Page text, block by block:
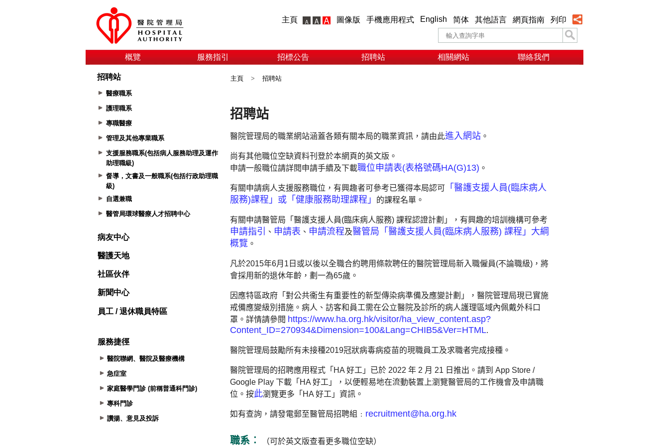
主頁 圖像版 手機應用程式 English 简体 其他語言 網頁指南 列印
概覽 服務指引 招標公告 招聘站 相關網站 聯絡我們
招聘站
醫療職系
護理職系
專職醫療
管理及其他專業職系
支援服務職系(包括病人服務助理及運作
助理職級)
督導，文書及一般職系(包括行政助理職
級)
自選兼職
醫管局環球醫療人才招聘中心
病友中心
醫護天地
社區伙伴
新聞中心
員工 / 退休職員特區
服務捷徑
醫院聯網、醫院及醫療機構
急症室
家庭醫學門診 (前稱普通科門診)
專科門診
讚揚、意見及投訴
主頁 > 招聘站